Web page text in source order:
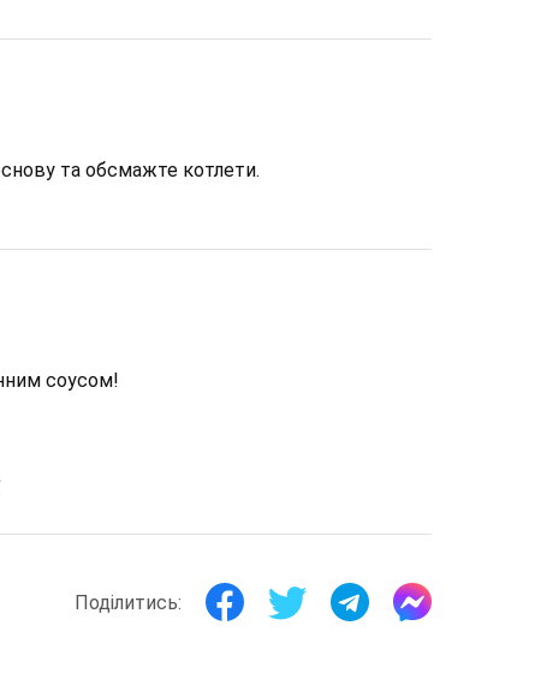
та обсмажте котлети.
соусом!
Поділитись: